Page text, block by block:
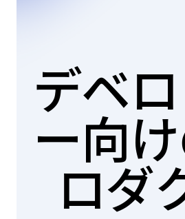
デベ
ー向
ロダ